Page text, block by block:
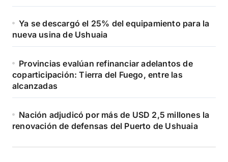
Ya se descargó el 25% del equipamiento para la
nueva usina de Ushuaia
Provincias evalúan refinanciar adelantos de
coparticipación: Tierra del Fuego, entre las
alcanzadas
Nación adjudicó por más de USD 2,5 millones la
renovación de defensas del Puerto de Ushuaia